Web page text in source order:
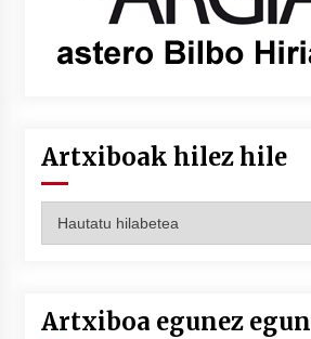
Artxiboak hilez hile
hilez
Artxiboa egunez egun